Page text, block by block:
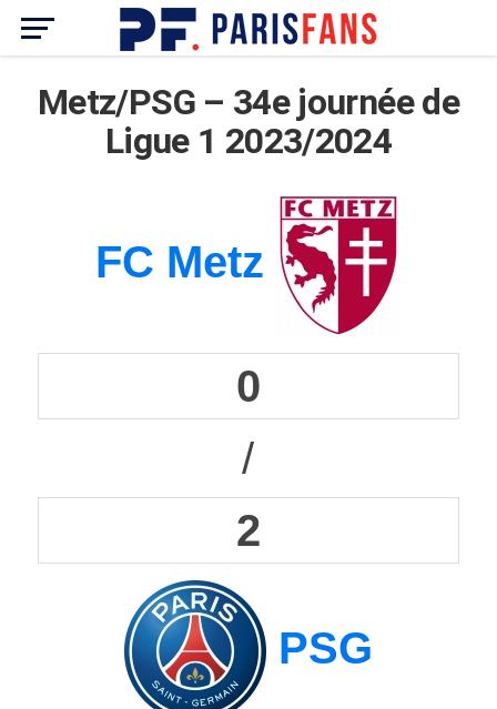
Metz/PSG – 34e journée de
Ligue 1 2023/2024
FC Metz
0
/
2
PSG